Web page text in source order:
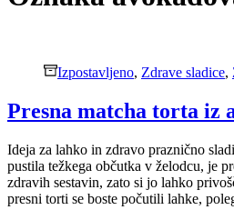
Izpostavljeno, Zdrave sladice,
Presna matcha torta iz
Ideja za lahko in zdravo praznično
pustila težkega občutka v želodcu, je
zdravih sestavin, zato si jo lahko
presni torti se boste počutili lahke,